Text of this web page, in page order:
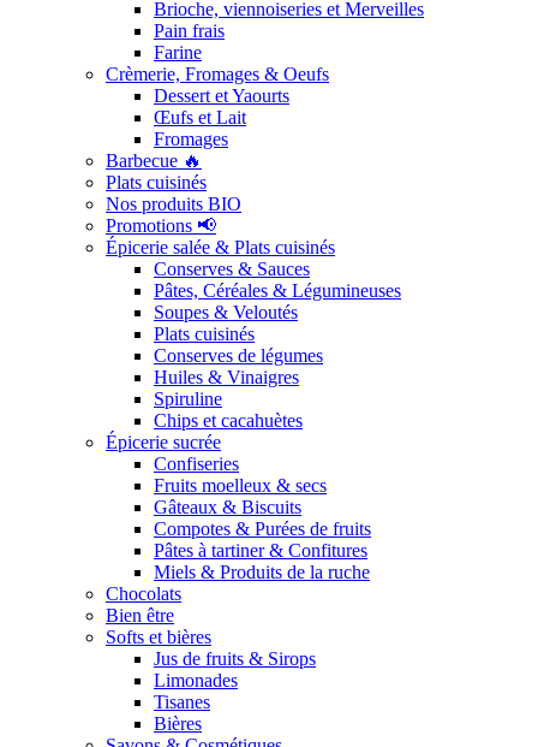
Brioche, viennoiseries et Merveilles
Pain frais
Farine
Crèmerie, Fromages & Oeufs
Dessert et Yaourts
Œufs et Lait
Fromages
Barbecue 🔥
Plats cuisinés
Nos produits BIO
Promotions 📢
Épicerie salée & Plats cuisinés
Conserves & Sauces
Pâtes, Céréales & Légumineuses
Soupes & Veloutés
Plats cuisinés
Conserves de légumes
Huiles & Vinaigres
Spiruline
Chips et cacahuètes
Épicerie sucrée
Confiseries
Fruits moelleux & secs
Gâteaux & Biscuits
Compotes & Purées de fruits
Pâtes à tartiner & Confitures
Miels & Produits de la ruche
Chocolats
Bien être
Softs et bières
Jus de fruits & Sirops
Limonades
Tisanes
Bières